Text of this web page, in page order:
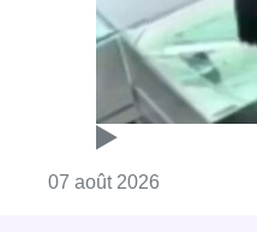
07 août 2026